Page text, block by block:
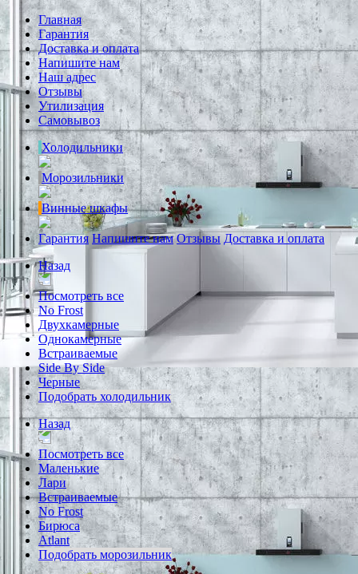
Главная
Гарантия
Доставка и оплата
Напишите нам
Наш адрес
Отзывы
Утилизация
Самовывоз
Холодильники
Морозильники
Винные шкафы
Гарантия Напишите нам Отзывы Доставка и оплата
Назад
Посмотреть все
No Frost
Двухкамерные
Однокамерные
Встраиваемые
Side By Side
Черные
Подобрать холодильник
Назад
Посмотреть все
Маленькие
Лари
Встраиваемые
No Frost
Бирюса
Atlant
Подобрать морозильник